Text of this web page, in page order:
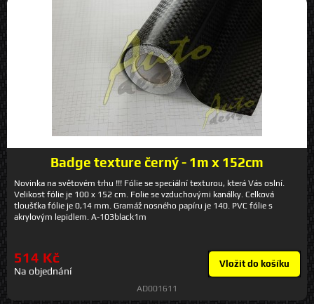
Badge texture černý - 1m x 152cm
Novinka na světovém trhu !!! Fólie se speciální texturou, která Vás oslní.
Velikost fólie je 100 x 152 cm. Folie se vzduchovými kanálky. Celková
tloušťka fólie je 0,14 mm. Gramáž nosného papíru je 140. PVC fólie s
akrylovým lepidlem. A-103black1m
514 Kč
Na objednání
Vložit do košíku
AD001611